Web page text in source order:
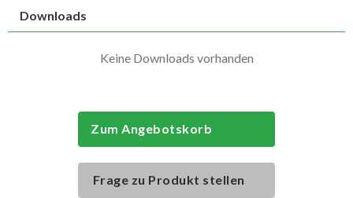
Downloads
Keine Downloads vorhanden
Zum Angebotskorb
Frage zu Produkt stellen